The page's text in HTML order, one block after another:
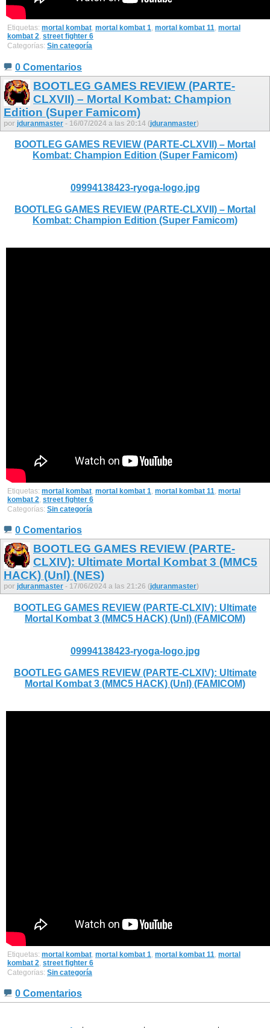
Etiquetas: mortal kombat, mortal kombat 1, mortal kombat 11, mortal
kombat 2, street fighter 6
Categorías: Sin categoría
0 Comentarios
BOOTLEG GAMES REVIEW (PARTE-
CLXVII) – Mortal Kombat: Champion
Edition (Super Famicom)
por jduranmaster - 16/07/2024 a las 20:14 (jduranmaster)
BOOTLEG GAMES REVIEW (PARTE-CLXVII) – Mortal
Kombat: Champion Edition (Super Famicom)
09994138423-ryoga-logo.jpg
BOOTLEG GAMES REVIEW (PARTE-CLXVII) – Mortal
Kombat: Champion Edition (Super Famicom)
Etiquetas: mortal kombat, mortal kombat 1, mortal kombat 11, mortal
kombat 2, street fighter 6
Categorías: Sin categoría
0 Comentarios
BOOTLEG GAMES REVIEW (PARTE-
CLXIV): Ultimate Mortal Kombat 3 (MMC5
HACK) (Unl) (NES)
por jduranmaster - 17/06/2024 a las 21:26 (jduranmaster)
BOOTLEG GAMES REVIEW (PARTE-CLXIV): Ultimate
Mortal Kombat 3 (MMC5 HACK) (Unl) (FAMICOM)
09994138423-ryoga-logo.jpg
BOOTLEG GAMES REVIEW (PARTE-CLXIV): Ultimate
Mortal Kombat 3 (MMC5 HACK) (Unl) (FAMICOM)
Etiquetas: mortal kombat mortal kombat 1 mortal kombat 11 mortal
kombat 2 street fighter 6
Categorías: Sin categoría
0 Comentarios